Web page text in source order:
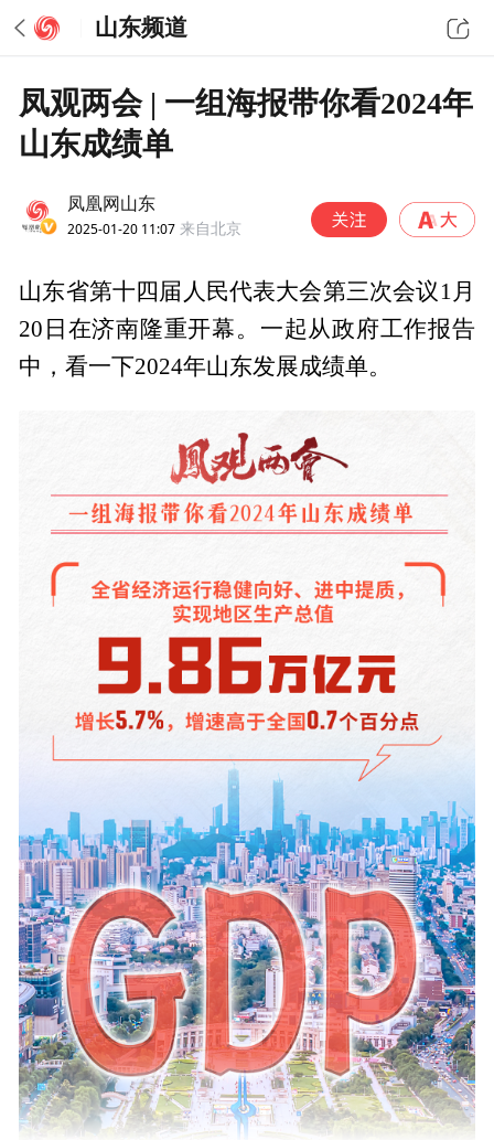
山东频道
凤观两会 | 一组海报带你看2024年
山东成绩单
凤凰网山东
2025-01-20 11:07 来自北京
山东省第十四届人民代表大会第三次会议1月
20日在济南隆重开幕。一起从政府工作报告
中，看一下2024年山东发展成绩单。